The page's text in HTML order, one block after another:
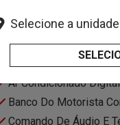
Air Bag Duplo
Ar Condicionado Digital
Banco Do Motorista
Comando De Áudio E
Selecione a